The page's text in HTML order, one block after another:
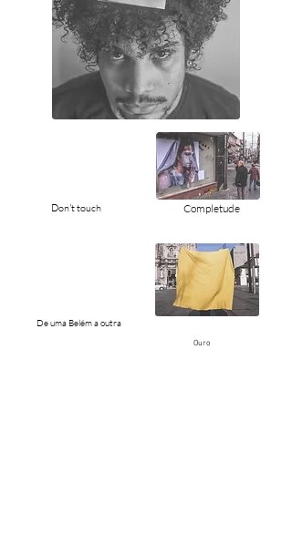
Don't touch Completude
De uma Belém a outra
Ouro